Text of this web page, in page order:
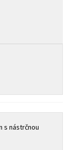
s nástrčnou